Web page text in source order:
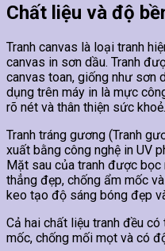
Chất liệu và độ
Tranh canvas là loại tranh
canvas in sơn dầu. Tranh
canvas toan, giống như sơn
dụng trên máy in là mực
rõ nét và thân thiện sức khoẻ.
Tranh tráng gương (Tranh
xuất bằng công nghệ in UV
Mặt sau của tranh được
thẳng đẹp, chống ẩm mốc
keo tạo độ sáng bóng đẹp
Cả hai chất liệu tranh đều
mốc, chống mối mọt và có